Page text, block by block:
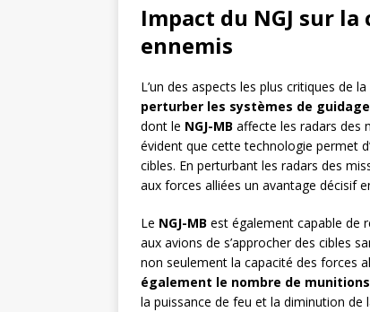
Impact du NGJ sur
ennemis
L’un des aspects les plus critiques de
perturber les systèmes de guidage
dont le NGJ-MB affecte les radars des
évident que cette technologie permet
cibles. En perturbant les radars des
aux forces alliées un avantage décisif
Le NGJ-MB est également capable de
aux avions de s’approcher des cibles
non seulement la capacité des forces
également le nombre de
la puissance de feu et la diminution